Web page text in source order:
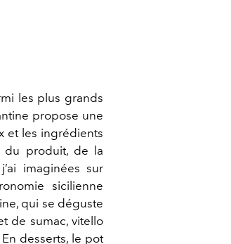
les plus grands
propose une
et les ingrédients
du produit, de la
imaginées sur
sicilienne
qui se déguste
de sumac, vitello
desserts, le pot